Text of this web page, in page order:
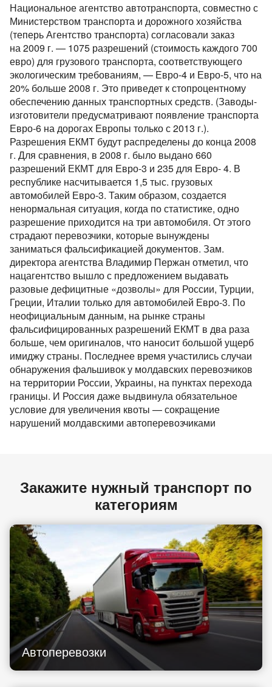
Национальное агентство автотранспорта, совместно с
Министерством транспорта и дорожного хозяйства
(теперь Агентство транспорта) согласовали заказ
на 2009 г. — 1075 разрешений (стоимость каждого 700
евро) для грузового транспорта, соответствующего
экологическим требованиям, — Евро-4 и Евро-5, что на
20% больше 2008 г. Это приведет к стопроцентному
обеспечению данных транспортных средств. (Заводы-
изготовители предусматривают появление транспорта
Евро-6 на дорогах Европы только с 2013 г.).
Разрешения ЕКМТ будут распределены до конца 2008
г. Для сравнения, в 2008 г. было выдано 660
разрешений ЕКМТ для Евро-3 и 235 для Евро- 4. В
республике насчитывается 1,5 тыс. грузовых
автомобилей Евро-3. Таким образом, создается
ненормальная ситуация, когда по статистике, одно
разрешение приходится на три автомобиля. От этого
страдают перевозчики, которые вынуждены
заниматься фальсификацией документов. Зам.
директора агентства Владимир Пержан отметил, что
нацагентство вышло с предложением выдавать
разовые дефицитные «дозволы» для России, Турции,
Греции, Италии только для автомобилей Евро-3. По
неофициальным данным, на рынке страны
фальсифицированных разрешений ЕКМТ в два раза
больше, чем оригиналов, что наносит большой ущерб
имиджу страны. Последнее время участились случаи
обнаружения фальшивок у молдавских перевозчиков
на территории России, Украины, на пунктах перехода
границы. И Россия даже выдвинула обязательное
условие для увеличения квоты — сокращение
нарушений молдавскими автоперевозчиками
Закажите нужный транспорт по
категориям
Автоперевозки